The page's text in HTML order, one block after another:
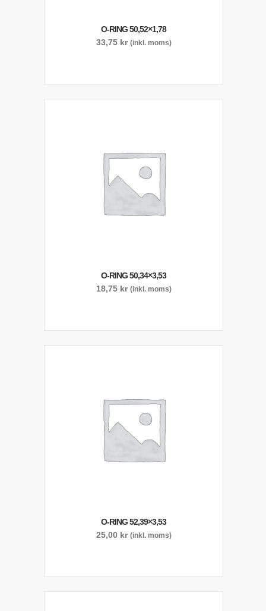
O-RING 50,52×1,78
33,75 kr (inkl. moms)
O-RING 50,34×3,53
18,75 kr (inkl. moms)
O-RING 52,39×3,53
25,00 kr (inkl. moms)